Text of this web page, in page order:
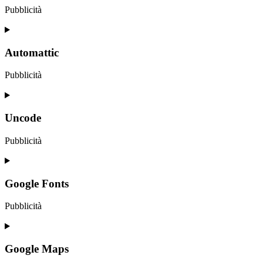
js
Pubblicità
Consent
service
Automattic
Pubblicità
Consent
service
Uncode
Pubblicità
Consent
service
uncode
Google Fonts
Pubblicità
Consent
service
google-
Google Maps